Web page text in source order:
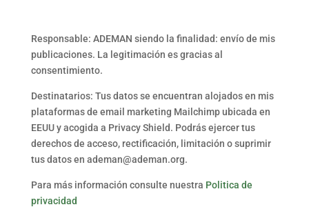
Responsable: ADEMAN siendo la finalidad: envío de mis
publicaciones. La legitimación es gracias al
consentimiento.
Destinatarios: Tus datos se encuentran alojados en mis
plataformas de email marketing Mailchimp ubicada en
EEUU y acogida a Privacy Shield. Podrás ejercer tus
derechos de acceso, rectificación, limitación o suprimir
tus datos en ademan@ademan.org.
Para más información consulte nuestra Politica de
privacidad